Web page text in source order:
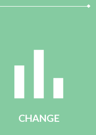
CHANGE